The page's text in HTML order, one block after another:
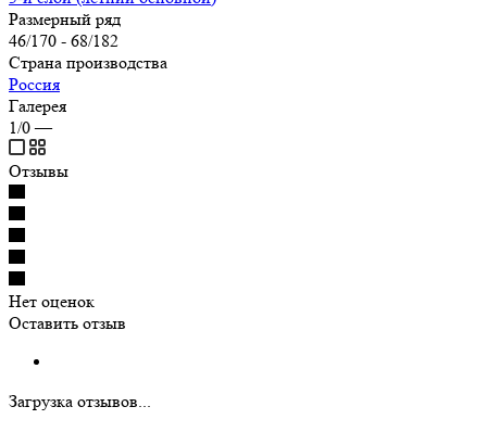
Размерный ряд
46/170 - 68/182
Страна производства
Россия
Галерея
1/0 —
Отзывы
Нет оценок
Оставить отзыв
Загрузка отзывов...